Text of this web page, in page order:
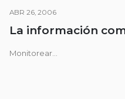
ABR 26, 2006
La información
Monitorear...